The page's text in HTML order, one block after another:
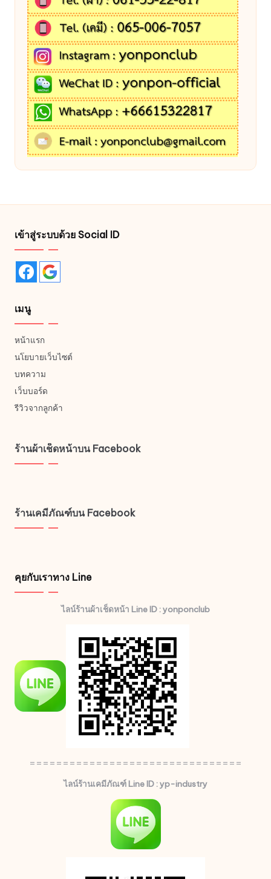
เข้าสู่ระบบด้วย Social ID
เมนู
หน้าแรก
นโยบายเว็บไซต์
บทความ
เว็บบอร์ด
รีวิวจากลูกค้า
ร้านผ้าเช็ดหน้าบน Facebook
ร้านเคมีภัณฑ์บน Facebook
คุยกับเราทาง Line
ไลน์ร้านผ้าเช็ดหน้า Line ID : yonponclub
================================
ไลน์ร้านเคมีภัณฑ์ Line ID : yp-industry